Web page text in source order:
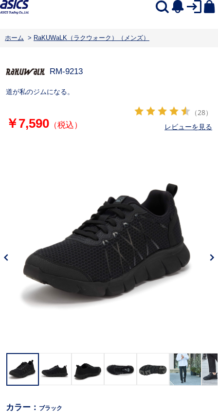
ホーム > RaKUWaLK（ラクウォーク）（メンズ）
RM-9213
道が私のジムになる。
￥7,590（税込）
（28）
レビューを見る
カラー： ブラック